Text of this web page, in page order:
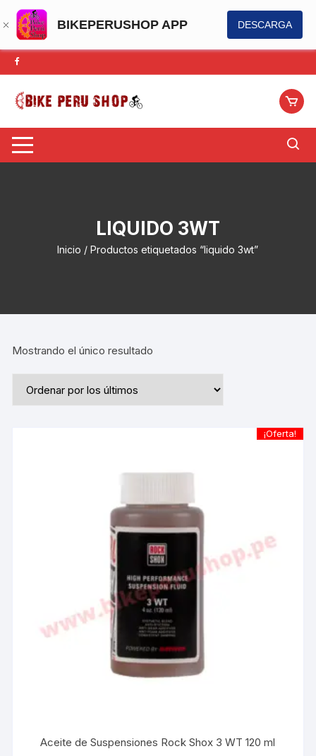
BIKEPERUSHOP APP DESCARGA
Saltar
al
contenido
LIQUIDO 3WT
Inicio / Productos etiquetados “liquido 3wt”
Mostrando el único resultado
¡Oferta!
Aceite de Suspensiones Rock Shox 3 WT 120 ml